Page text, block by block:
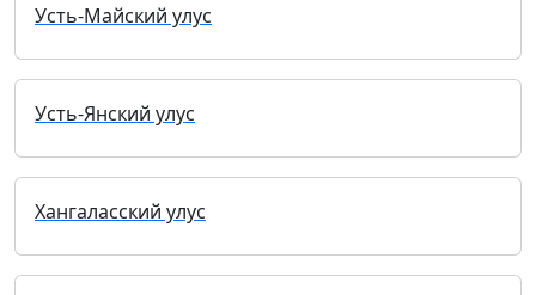
Усть-Майский улус
Усть-Янский улус
Хангаласский улус